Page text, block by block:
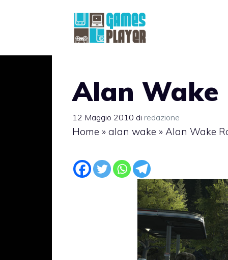
Alan Wake
12 Maggio 2010 di redazione
Home » alan wake » Alan Wake